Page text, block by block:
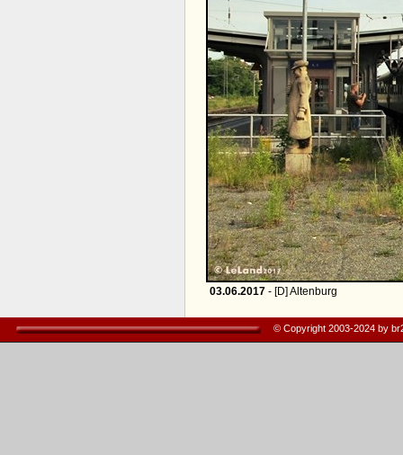
03.06.2017- [D] Altenburg
© Copyright 2003-2024 by